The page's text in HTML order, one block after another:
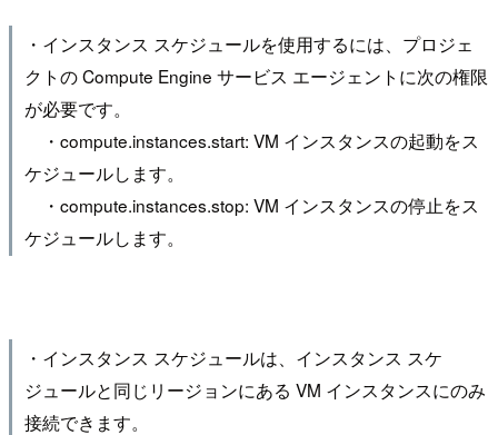
・インスタンス スケジュールを使用するには、プロジェ
クトの Compute Engine サービス エージェントに次の権限
が必要です。
・compute.instances.start: VM インスタンスの起動をス
ケジュールします。
・compute.instances.stop: VM インスタンスの停止をス
ケジュールします。
・インスタンス スケジュールは、インスタンス スケ
ジュールと同じリージョンにある VM インスタンスにのみ
接続できます。